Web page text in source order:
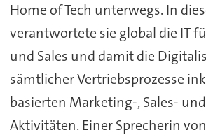
Home of Tech unterwegs. In
verantwortete sie global die IT
und Sales und damit die
sämtlicher Vertriebsprozesse
basierten Marketing-, Sales-
Aktivitäten. Einer Sprecherin